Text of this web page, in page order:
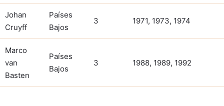
Johan
Cruyff
Países
Bajos
3 1971, 1973, 1974
Marco
van
Basten
Países
Bajos
3 1988, 1989, 1992